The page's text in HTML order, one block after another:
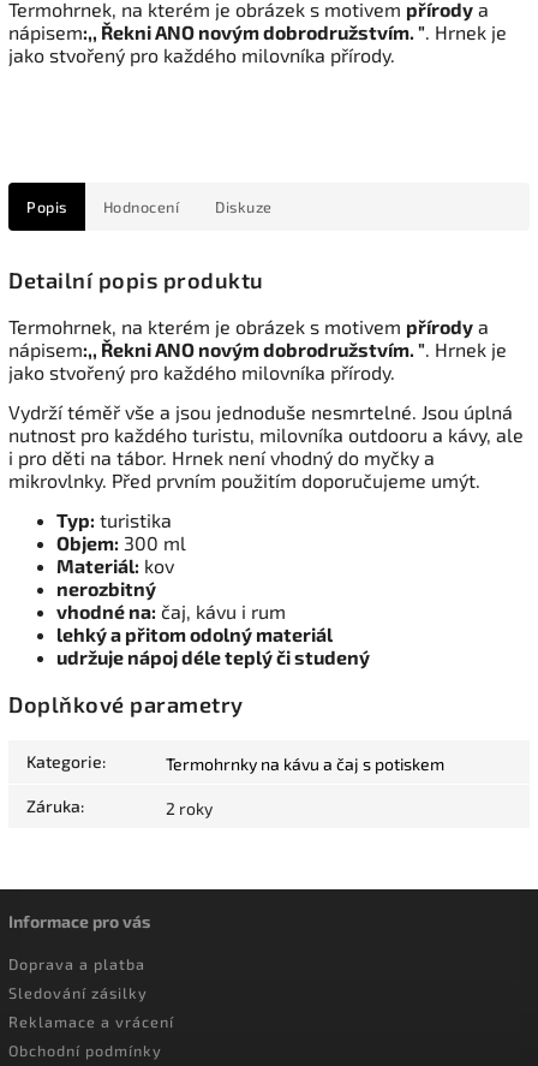
Termohrnek, na kterém je obrázek s motivem přírody a
nápisem:,, Řekni ANO novým dobrodružstvím. ". Hrnek je
jako stvořený pro každého milovníka přírody.
Popis Hodnocení Diskuze
Detailní popis produktu
Termohrnek, na kterém je obrázek s motivem přírody a
nápisem:,, Řekni ANO novým dobrodružstvím. ". Hrnek je
jako stvořený pro každého milovníka přírody.
Vydrží téměř vše a jsou jednoduše nesmrtelné. Jsou úplná
nutnost pro každého turistu, milovníka outdooru a kávy, ale
i pro děti na tábor. Hrnek není vhodný do myčky a
mikrovlnky. Před prvním použitím doporučujeme umýt.
Typ: turistika
Objem: 300 ml
Materiál: kov
nerozbitný
vhodné na: čaj, kávu i rum
lehký a přitom odolný materiál
udržuje nápoj déle teplý či studený
Doplňkové parametry
Kategorie: Termohrnky na kávu a čaj s potiskem
Záruka: 2 roky
Informace pro vás
Doprava a platba
Sledování zásilky
Reklamace a vrácení
Obchodní podmínky